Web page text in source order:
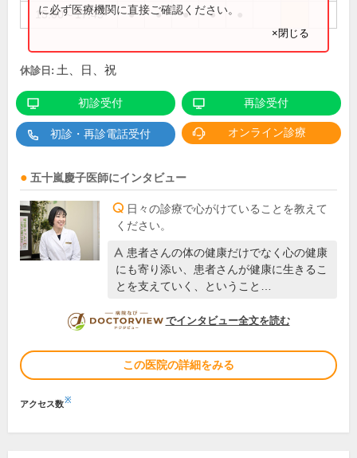
15:00～17:45 ● ● ● ●
に必ず医療機関に直接ご確認ください。
×閉じる
休診日: 土、日、祝
初診受付 再診受付
初診・再診電話受付 オンライン診療
五十嵐慶子医師にインタビュー
日々の診療で心がけていることを教えて
ください。
患者さんの体の健康だけでなく心の健康
にも寄り添い、患者さんが健康に生きるこ
とを支えていく、ということ…
DOCTORVIEW
でインタビュー全文を読む
この医院の詳細をみる
アクセス数※